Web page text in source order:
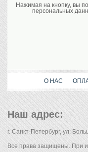
Нажимая на кнопку, вы
персональных
О НАС
Наш адрес:
г. Санкт-Петербург, ул.
Все права защищены. При